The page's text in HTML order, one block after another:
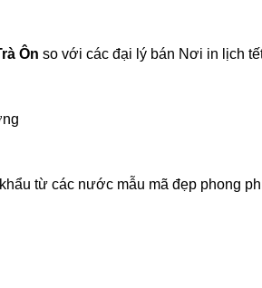
Ôn so với các đại lý bán Nơi in lịch
từ các nước mẫu mã đẹp phong